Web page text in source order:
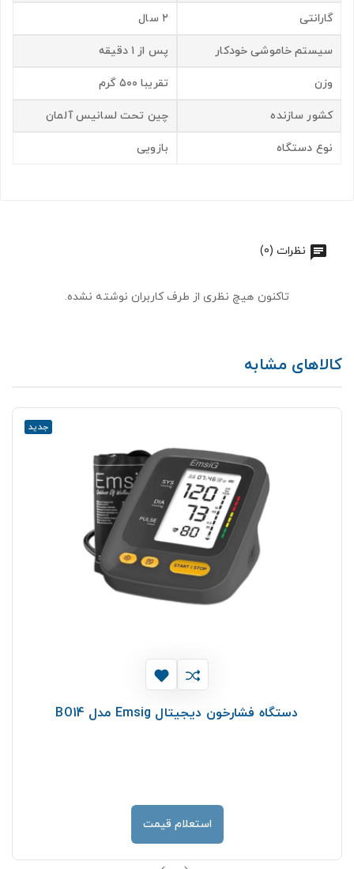
گارانتی ۲ سال
سیستم خاموشی خودکار پس از ۱ دقیقه
وزن تقریبا ۵۰۰ گرم
کشور سازنده چین تحت لسانیس آلمان
نوع دستگاه بازویی
نظرات (0)
تاکنون هیچ نظری از طرف کاربران نوشته نشده.
کالاهای مشابه
جدید
دستگاه فشارخون دیجیتال Emsig مدل BO14
استعلام قیمت